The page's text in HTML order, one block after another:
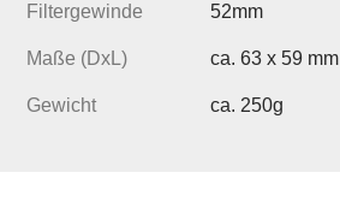
Filtergewinde 52mm
Maße (DxL) ca. 63 x 59 mm
Gewicht ca. 250g